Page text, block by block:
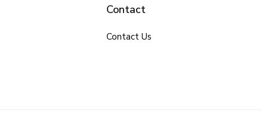
Contact
Contact Us